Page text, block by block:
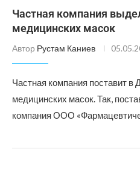
Частная компания
медицинских масок
Автор Рустам Каниев
Частная компания поставит в
медицинских масок. Так,
компания ООО